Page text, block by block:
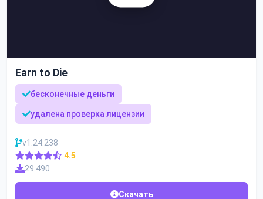
Earn to Die
бесконечные деньги
удалена проверка лицензии
v1.24.238
4.5
29 490
Скачать